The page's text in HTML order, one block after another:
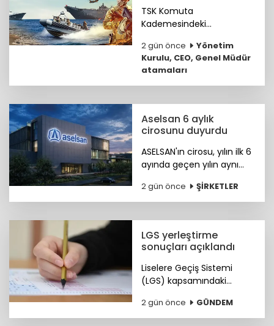
TSK Komuta
Kademesindeki
haberimizde...
2 gün önce
Yönetim
Kurulu, CEO, Genel Müdür
atamaları
Aselsan 6 aylık
cirosunu duyurdu
ASELSAN'ın cirosu, yılın ilk 6
ayında geçen yılın aynı
artışla 88,5 milyar liraya
ulaştı.
2 gün önce ŞİRKETLER
LGS yerleştirme
sonuçları açıklandı
Liselere Geçiş Sistemi
(LGS) kapsamındaki
"www.meb.gov.tr"
adresinden erişime açıldı.
2 gün önce GÜNDEM